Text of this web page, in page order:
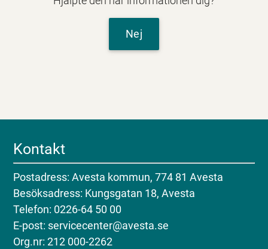
Nej
Kontakt
Postadress: Avesta kommun, 774 81 Avesta
Besöksadress: Kungsgatan 18, Avesta
Telefon: 0226-64 50 00
E-post: servicecenter@avesta.se
Org.nr: 212 000-2262